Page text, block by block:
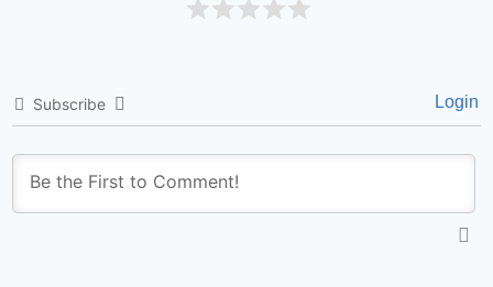
Subscribe Login